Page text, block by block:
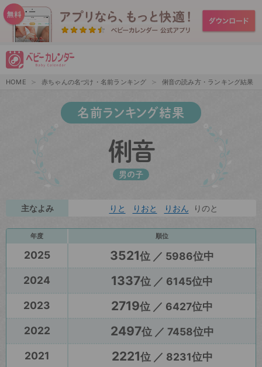
HOME 赤ちゃんの名づけ・名前ランキング 俐音の読み方・ランキング結果
名前ランキング結果
俐音
男の子
主なよみ りと りおと りおん りのと
年度 順位
2025 3521位 ／ 5986位中
2024
1337位 ／ 6145位中
2023
2719位 ／ 6427位中
2022
2497位 ／ 7458位中
2021
2221位 ／ 8231位中